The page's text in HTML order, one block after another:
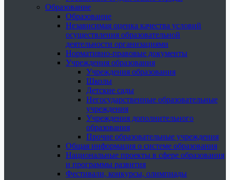
Образование
Образование
Независимая оценка качества условий
осуществления образовательной
деятельности организациями
Нормативно-правовые документы
Учреждения образования
Учреждения образования
Школы
Детские сады
Негосударственные образовательные
учреждения
Учреждения дополнительного
образования
Прочие образовательные учреждения
Общая информация о системе образования
Национальные проекты в сфере образования
и программы развития
Фестивали, конкурсы, олимпиады